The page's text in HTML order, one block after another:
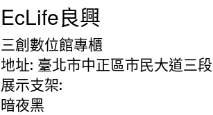
EcLife良興
三創數位館專櫃
地址: 臺北市中正區市民大道三
展示支架:
暗夜黑